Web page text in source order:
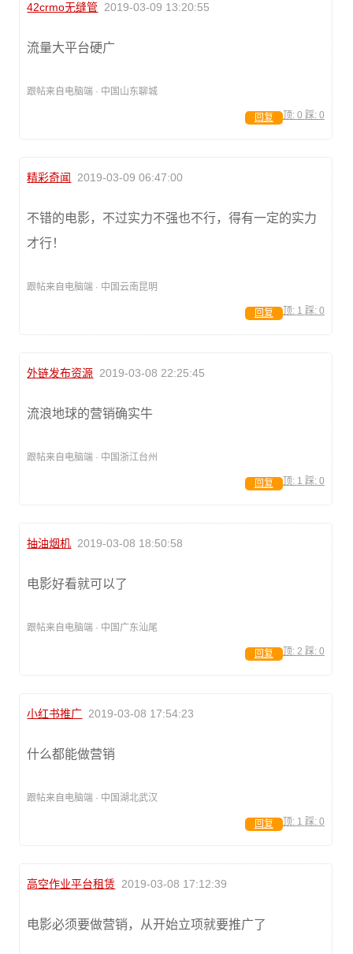
42crmo无缝管 2019-03-09 13:20:55
流量大平台硬广
跟帖来自电脑端 · 中国山东聊城
顶: 0 踩: 0
回复
精彩奇闻 2019-03-09 06:47:00
不错的电影，不过实力不强也不行，得有一定的实力
才行！
跟帖来自电脑端 · 中国云南昆明
顶: 1 踩: 0
回复
外链发布资源 2019-03-08 22:25:45
流浪地球的营销确实牛
跟帖来自电脑端 · 中国浙江台州
顶: 1 踩: 0
回复
抽油烟机 2019-03-08 18:50:58
电影好看就可以了
跟帖来自电脑端 · 中国广东汕尾
顶: 2 踩: 0
回复
小红书推广 2019-03-08 17:54:23
什么都能做营销
跟帖来自电脑端 · 中国湖北武汉
顶: 1 踩: 0
回复
高空作业平台租赁 2019-03-08 17:12:39
电影必须要做营销，从开始立项就要推广了